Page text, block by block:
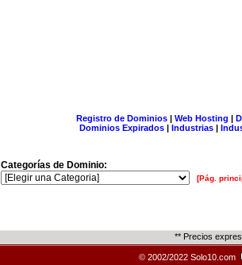
Registro de Dominios| Web Hosting |
Dominios Expirados | Industrias |
Categorías de Dominio:
[Pág.
** Precios
© 2002/2022 Solo10.com